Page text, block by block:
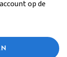
op de